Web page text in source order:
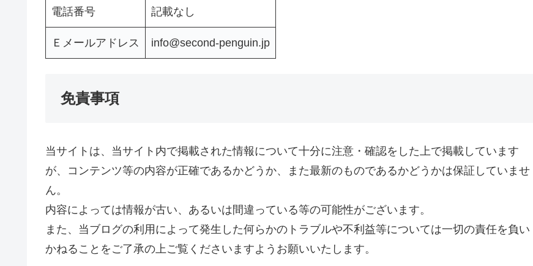
電話番号 記載なし
Ｅメールアドレス info@second-penguin.jp
免責事項
当サイトは、当サイト内で掲載された情報について十分に注意・確認をした上で掲載しています
が、コンテンツ等の内容が正確であるかどうか、また最新のものであるかどうかは保証していませ
ん。
内容によっては情報が古い、あるいは間違っている等の可能性がございます。
また、当ブログの利用によって発生した何らかのトラブルや不利益等については一切の責任を負い
かねることをご了承の上ご覧くださいますようお願いいたします。